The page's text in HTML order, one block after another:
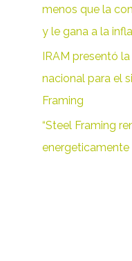
r
:
menos que la
y le gana a la
IRAM presentó
nacional para el
Framing
“Steel Framing
energeticamente